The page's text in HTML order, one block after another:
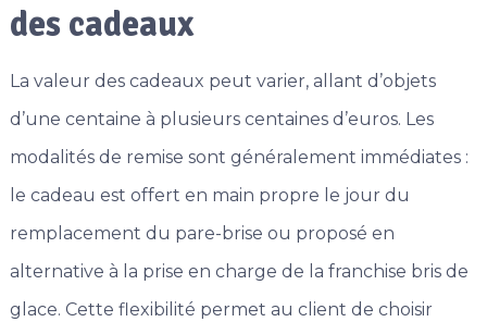
des cadeaux
La valeur des cadeaux peut varier, allant d’objets
d’une centaine à plusieurs centaines d’euros. Les
modalités de remise sont généralement immédiates :
le cadeau est offert en main propre le jour du
remplacement du pare-brise ou proposé en
alternative à la prise en charge de la franchise bris de
glace. Cette flexibilité permet au client de choisir